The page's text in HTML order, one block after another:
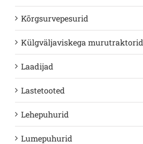
Kõrgsurvepesurid
Külgväljaviskega murutraktorid
Laadijad
Lastetooted
Lehepuhurid
Lumepuhurid